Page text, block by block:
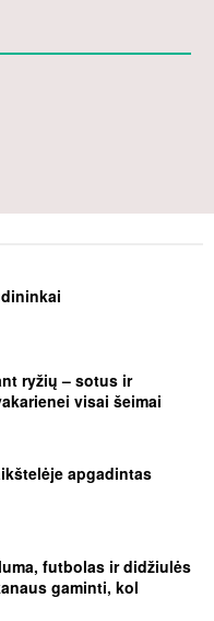
ryžių – sotus ir
visai šeimai
apgadintas
futbolas ir didžiulės
gaminti, kol